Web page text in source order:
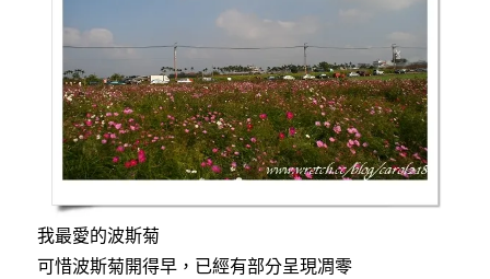
我最愛的波斯菊
可惜波斯菊開得早，已經有部分呈現凋零